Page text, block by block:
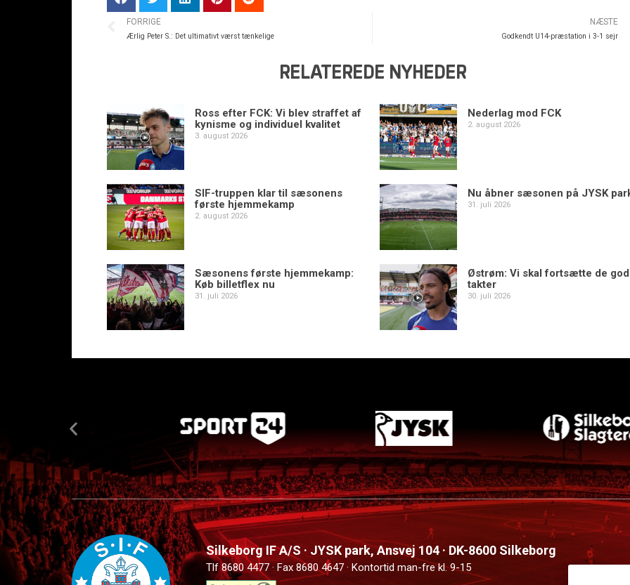
FORRIGE
Ærlig Peter S.: Det ultimativt værst tænkelige
NÆSTE
Godkendt U14-præstation i 3-1 sejr
RELATEREDE NYHEDER
Ross efter FCK: Vi blev straffet af
kynisme og individuel kvalitet
3. august 2026
Nederlag mod FCK
2. august 2026
SIF-truppen klar til sæsonens
første hjemmekamp
2. august 2026
Nu åbner sæsonen på JYSK
31. juli 2026
Sæsonens første hjemmekamp:
Køb billetflex nu
31. juli 2026
Østrøm: Vi skal fortsætte de
takter
30. juli 2026
Silkeborg IF A/S · JYSK park, Ansvej 104 · DK-8600 Silkeborg
Tlf 8680 4477 · Fax 8680 4647 · Kontortid man-fre kl. 9-15